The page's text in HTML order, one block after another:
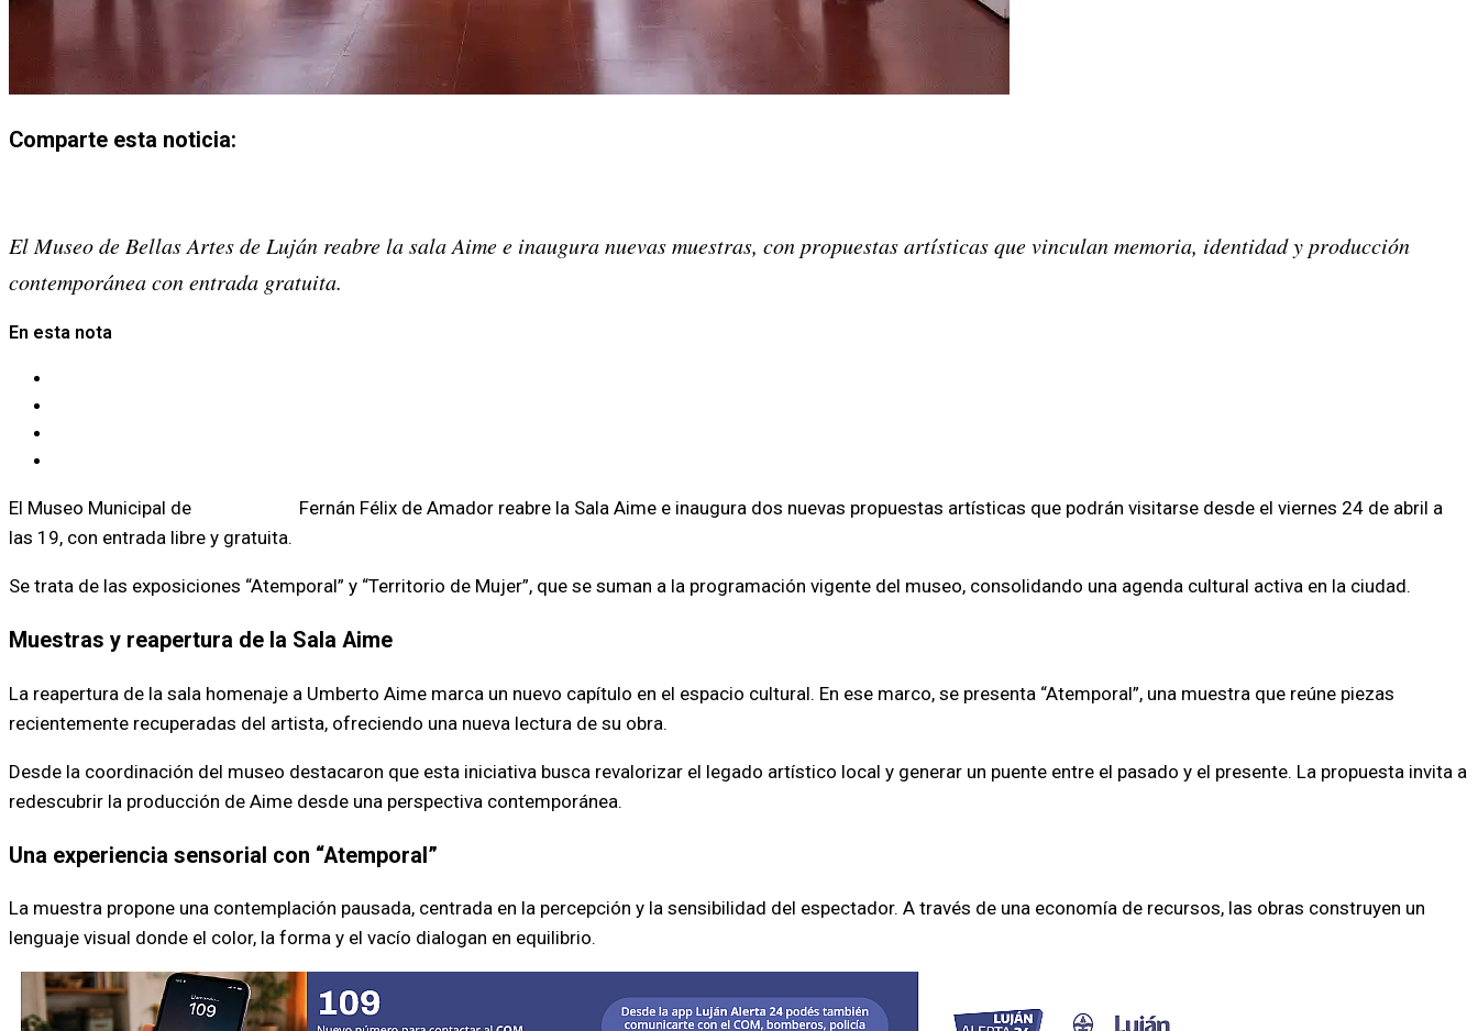
Comparte esta noticia:
El Museo de Bellas Artes de Luján reabre la sala Aime e inaugura nuevas muestras, con propuestas artísticas que vinculan memoria, identidad y producción
contemporánea con entrada gratuita.
En esta nota
El Museo Municipal de
Fernán Félix de Amador reabre la Sala Aime e inaugura dos nuevas propuestas artísticas que podrán visitarse desde el viernes 24 de abril a
las 19, con entrada libre y gratuita.
Se trata de las exposiciones “Atemporal” y “Territorio de Mujer”, que se suman a la programación vigente del museo, consolidando una agenda cultural activa en la ciudad.
Muestras y reapertura de la Sala Aime
La reapertura de la sala homenaje a Umberto Aime marca un nuevo capítulo en el espacio cultural. En ese marco, se presenta “Atemporal”, una muestra que reúne piezas
recientemente recuperadas del artista, ofreciendo una nueva lectura de su obra.
Desde la coordinación del museo destacaron que esta iniciativa busca revalorizar el legado artístico local y generar un puente entre el pasado y el presente. La propuesta invita a
redescubrir la producción de Aime desde una perspectiva contemporánea.
Una experiencia sensorial con “Atemporal”
La muestra propone una contemplación pausada, centrada en la percepción y la sensibilidad del espectador. A través de una economía de recursos, las obras construyen un
lenguaje visual donde el color, la forma y el vacío dialogan en equilibrio.